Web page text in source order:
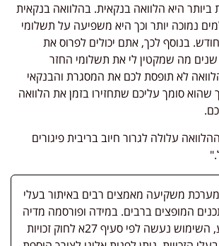
היא הלוואה בנקאית. בהלוואה בנקאית
יותר וכך היא משפיעה על תשלומי
בנוסף לכך, אתם יכולים לפרוס את
מה שמקטין לי את תשלומי החזר
לא תופסת לכם את המסגרת והבנקאי
סומך עליכם שתחזירו בזמן את הלוואה
עלולה לגרור חיוב בריבית פיגורים
משקיעה מאמצים רבים באיתור בעלי
המופצים ברבים. במידה ופורסמה מדיה
שבעליה אינו ידוע, השימוש נעשה לפי סעיף 27א לחוק זכויות